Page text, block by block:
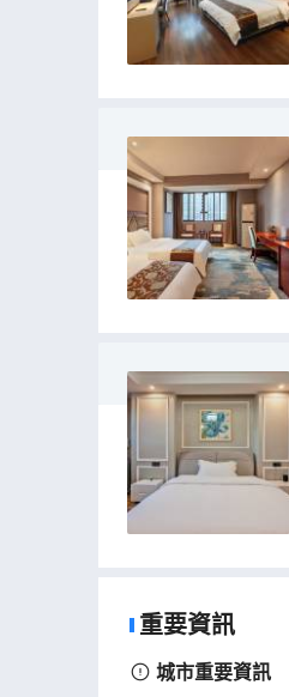
重要資訊
城市重要資訊